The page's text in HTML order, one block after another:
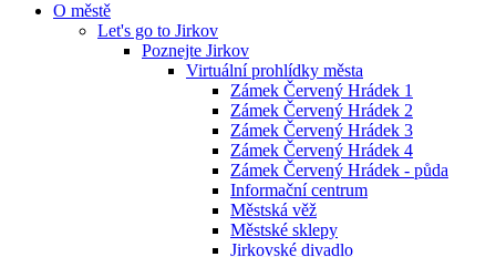
O městě
Let's go to Jirkov
Poznejte Jirkov
Virtuální prohlídky města
Zámek Červený Hrádek 1
Zámek Červený Hrádek 2
Zámek Červený Hrádek 3
Zámek Červený Hrádek 4
Zámek Červený Hrádek - půda
Informační centrum
Městská věž
Městské sklepy
Jirkovské divadlo